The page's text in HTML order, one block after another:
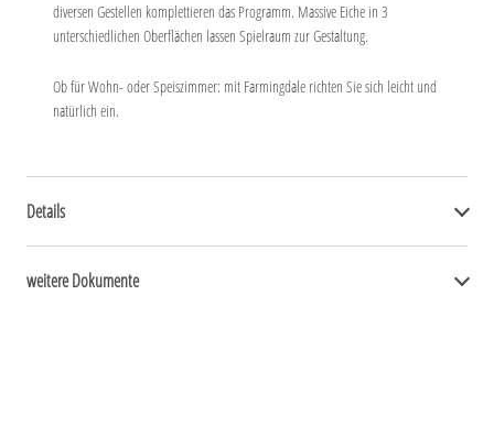
diversen Gestellen komplettieren das Programm. Massive Eiche in 3
unterschiedlichen Oberflächen lassen Spielraum zur Gestaltung.
Ob für Wohn- oder Speiszimmer: mit Farmingdale richten Sie sich leicht und
natürlich ein.
Details
weitere Dokumente